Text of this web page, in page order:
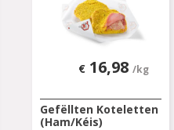
€ 16,98 /kg
Gefëllten Koteletten
(Ham/Kéis)